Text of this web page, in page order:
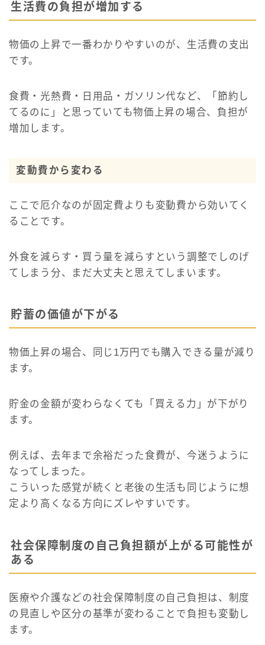
生活費の負担が増加する
物価の上昇で一番わかりやすいのが、生活費の支出
です。
食費・光熱費・日用品・ガソリン代など、「節約し
てるのに」と思っていても物価上昇の場合、負担が
増加します。
変動費から変わる
ここで厄介なのが固定費よりも変動費から効いてく
ることです。
外食を減らす・買う量を減らすという調整でしのげ
てしまう分、まだ大丈夫と思えてしまいます。
貯蓄の価値が下がる
物価上昇の場合、同じ1万円でも購入できる量が減り
ます。
貯金の金額が変わらなくても「買える力」が下がり
ます。
例えば、去年まで余裕だった食費が、今迷うように
なってしまった。
こういった感覚が続くと老後の生活も同じように想
定より高くなる方向にズレやすいです。
社会保障制度の自己負担額が上がる可能性が
ある
医療や介護などの社会保障制度の自己負担は、制度
の見直しや区分の基準が変わることで負担も変動し
ます。